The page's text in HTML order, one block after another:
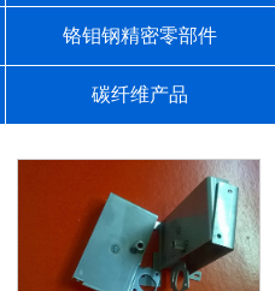
铬钼钢精密零部件
碳纤维产品